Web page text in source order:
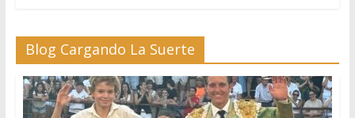
Blog Cargando La Suerte